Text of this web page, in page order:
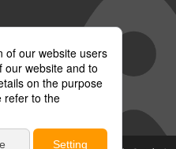
テレ朝チャンネル